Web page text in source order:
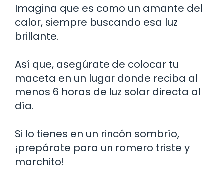
Imagina que es como un amante del
calor, siempre buscando esa luz
brillante.
Así que, asegúrate de colocar tu
maceta en un lugar donde reciba al
menos 6 horas de luz solar directa al
día.
Si lo tienes en un rincón sombrío,
¡prepárate para un romero triste y
marchito!